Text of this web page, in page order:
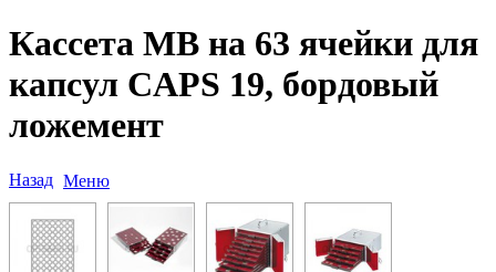
Кассета MB на 63 ячейки для
капсул CAPS 19, бордовый
ложемент
Назад Меню